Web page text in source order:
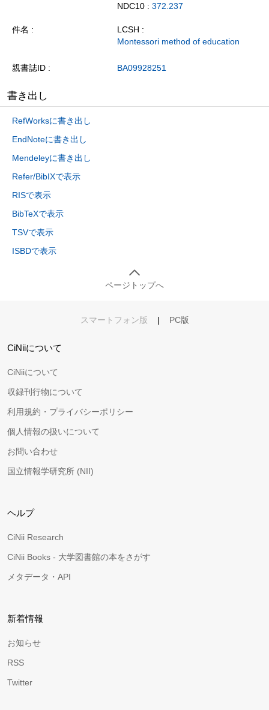
NDC10 : 372.237
件名
LCSH :
Montessori method of education
親書誌ID BA09928251
書き出し
RefWorksに書き出し
EndNoteに書き出し
Mendeleyに書き出し
Refer/BibIXで表示
RISで表示
BibTeXで表示
TSVで表示
ISBDで表示
ページトップへ
スマートフォン版 | PC版
CiNiiについて
CiNiiについて
収録刊行物について
利用規約・プライバシーポリシー
個人情報の扱いについて
お問い合わせ
国立情報学研究所 (NII)
ヘルプ
CiNii Research
CiNii Books - 大学図書館の本をさがす
メタデータ・API
新着情報
お知らせ
RSS
Twitter